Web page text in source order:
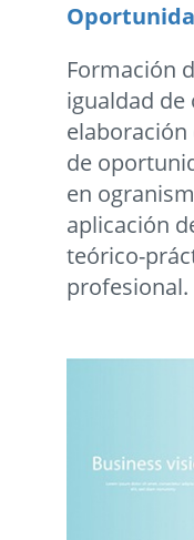
Formación
igualdad
elaboración
de
en
aplicación
teórico-
profesional.